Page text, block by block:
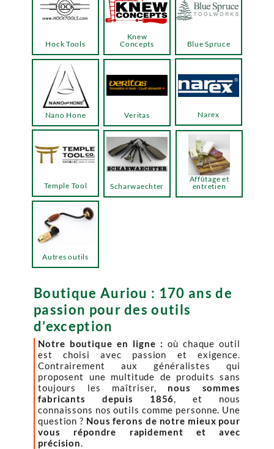
Boutique Auriou : 170 ans de
passion pour des outils
d’exception
Notre boutique en ligne : où chaque outil
est choisi avec passion et exigence.
Contrairement aux généralistes qui
proposent une multitude de produits sans
toujours les maîtriser, nous sommes
fabricants depuis 1856, et nous
connaissons nos outils comme personne. Une
question ? Nous ferons de notre mieux pour
vous répondre rapidement et avec
précision.
Hock Tools
Knew
Concepts
Temple Tool
Blue Spruce
Narex
Veritas
Nano Hone
Autres outils
Scharwaechter
Affûtage et
entretien